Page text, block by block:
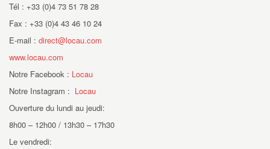
Tél : +33 (0)4 73 51 78 28
Fax : +33 (0)4 43 46 10 24
E-mail : direct@locau.com
www.locau.com
Notre Facebook : Locau
Notre Instagram : Locau
Ouverture du lundi au jeudi:
8h00 – 12h00 / 13h30 – 17h30
Le vendredi: